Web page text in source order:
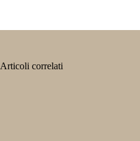
Articoli correlati